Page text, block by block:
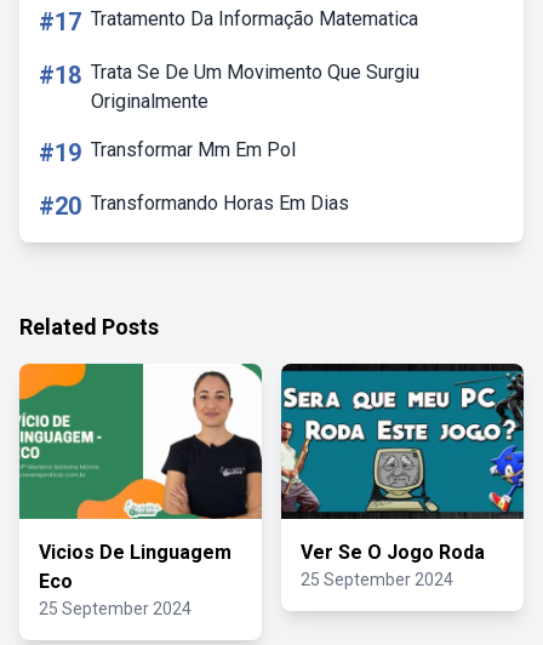
#17 Tratamento Da Informação Matematica
#18 Trata Se De Um Movimento Que Surgiu
Originalmente
#19 Transformar Mm Em Pol
#20 Transformando Horas Em Dias
Related Posts
Vicios De Linguagem
Eco
25 September 2024
Ver Se O Jogo Roda
25 September 2024